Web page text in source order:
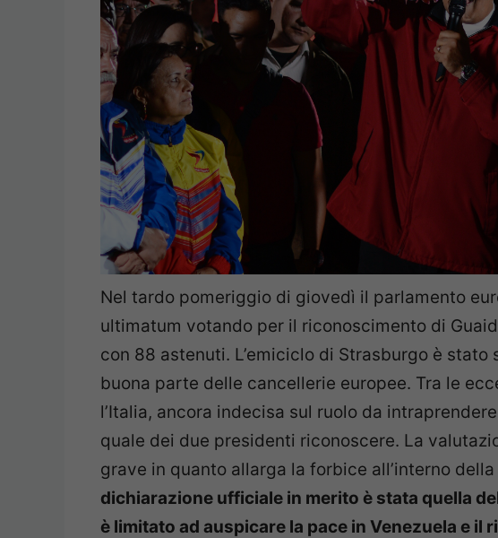
Nel tardo pomeriggio di giovedì il parlamento
ultimatum votando per il riconoscimento di
con 88 astenuti. L’emiciclo di Strasburgo è
buona parte delle cancellerie europee. Tra le
l’Italia, ancora indecisa sul ruolo da
quale dei due presidenti riconoscere. La
grave in quanto allarga la forbice all’interno
dichiarazione ufficiale in merito è stata quella
è limitato ad auspicare la pace in Venezuela e il